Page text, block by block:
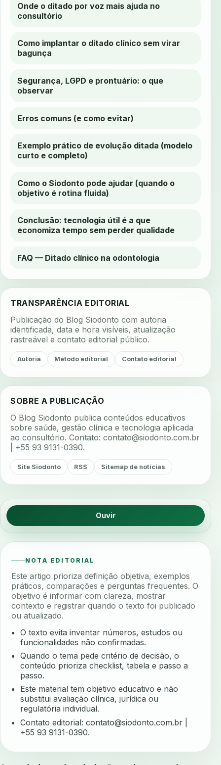
Onde o ditado por voz mais ajuda no
consultório
Como implantar o ditado clínico sem virar
bagunça
Segurança, LGPD e prontuário: o que
observar
Erros comuns (e como evitar)
Exemplo prático de evolução ditada (modelo
curto e completo)
Como o Siodonto pode ajudar (quando o
objetivo é rotina fluida)
Conclusão: tecnologia útil é a que
economiza tempo sem perder qualidade
FAQ — Ditado clínico na odontologia
TRANSPARÊNCIA EDITORIAL
Publicação do Blog Siodonto com autoria
identificada, data e hora visíveis, atualização
rastreável e contato editorial público.
Autoria Método editorial Contato editorial
SOBRE A PUBLICAÇÃO
O Blog Siodonto publica conteúdos educativos
sobre saúde, gestão clínica e tecnologia aplicada
ao consultório. Contato: contato@siodonto.com.br
| +55 93 9131-0390.
Site Siodonto RSS Sitemap de notícias
Ouvir
NOTA EDITORIAL
Este artigo prioriza definição objetiva, exemplos
práticos, comparações e perguntas frequentes. O
objetivo é informar com clareza, mostrar
contexto e registrar quando o texto foi publicado
ou atualizado.
O texto evita inventar números, estudos ou
funcionalidades não confirmadas.
Quando o tema pede critério de decisão, o
conteúdo prioriza checklist, tabela e passo a
passo.
Este material tem objetivo educativo e não
substitui avaliação clínica, jurídica ou
regulatória individual.
Contato editorial:contato@siodonto.com.br
+55 93 9131-0390.